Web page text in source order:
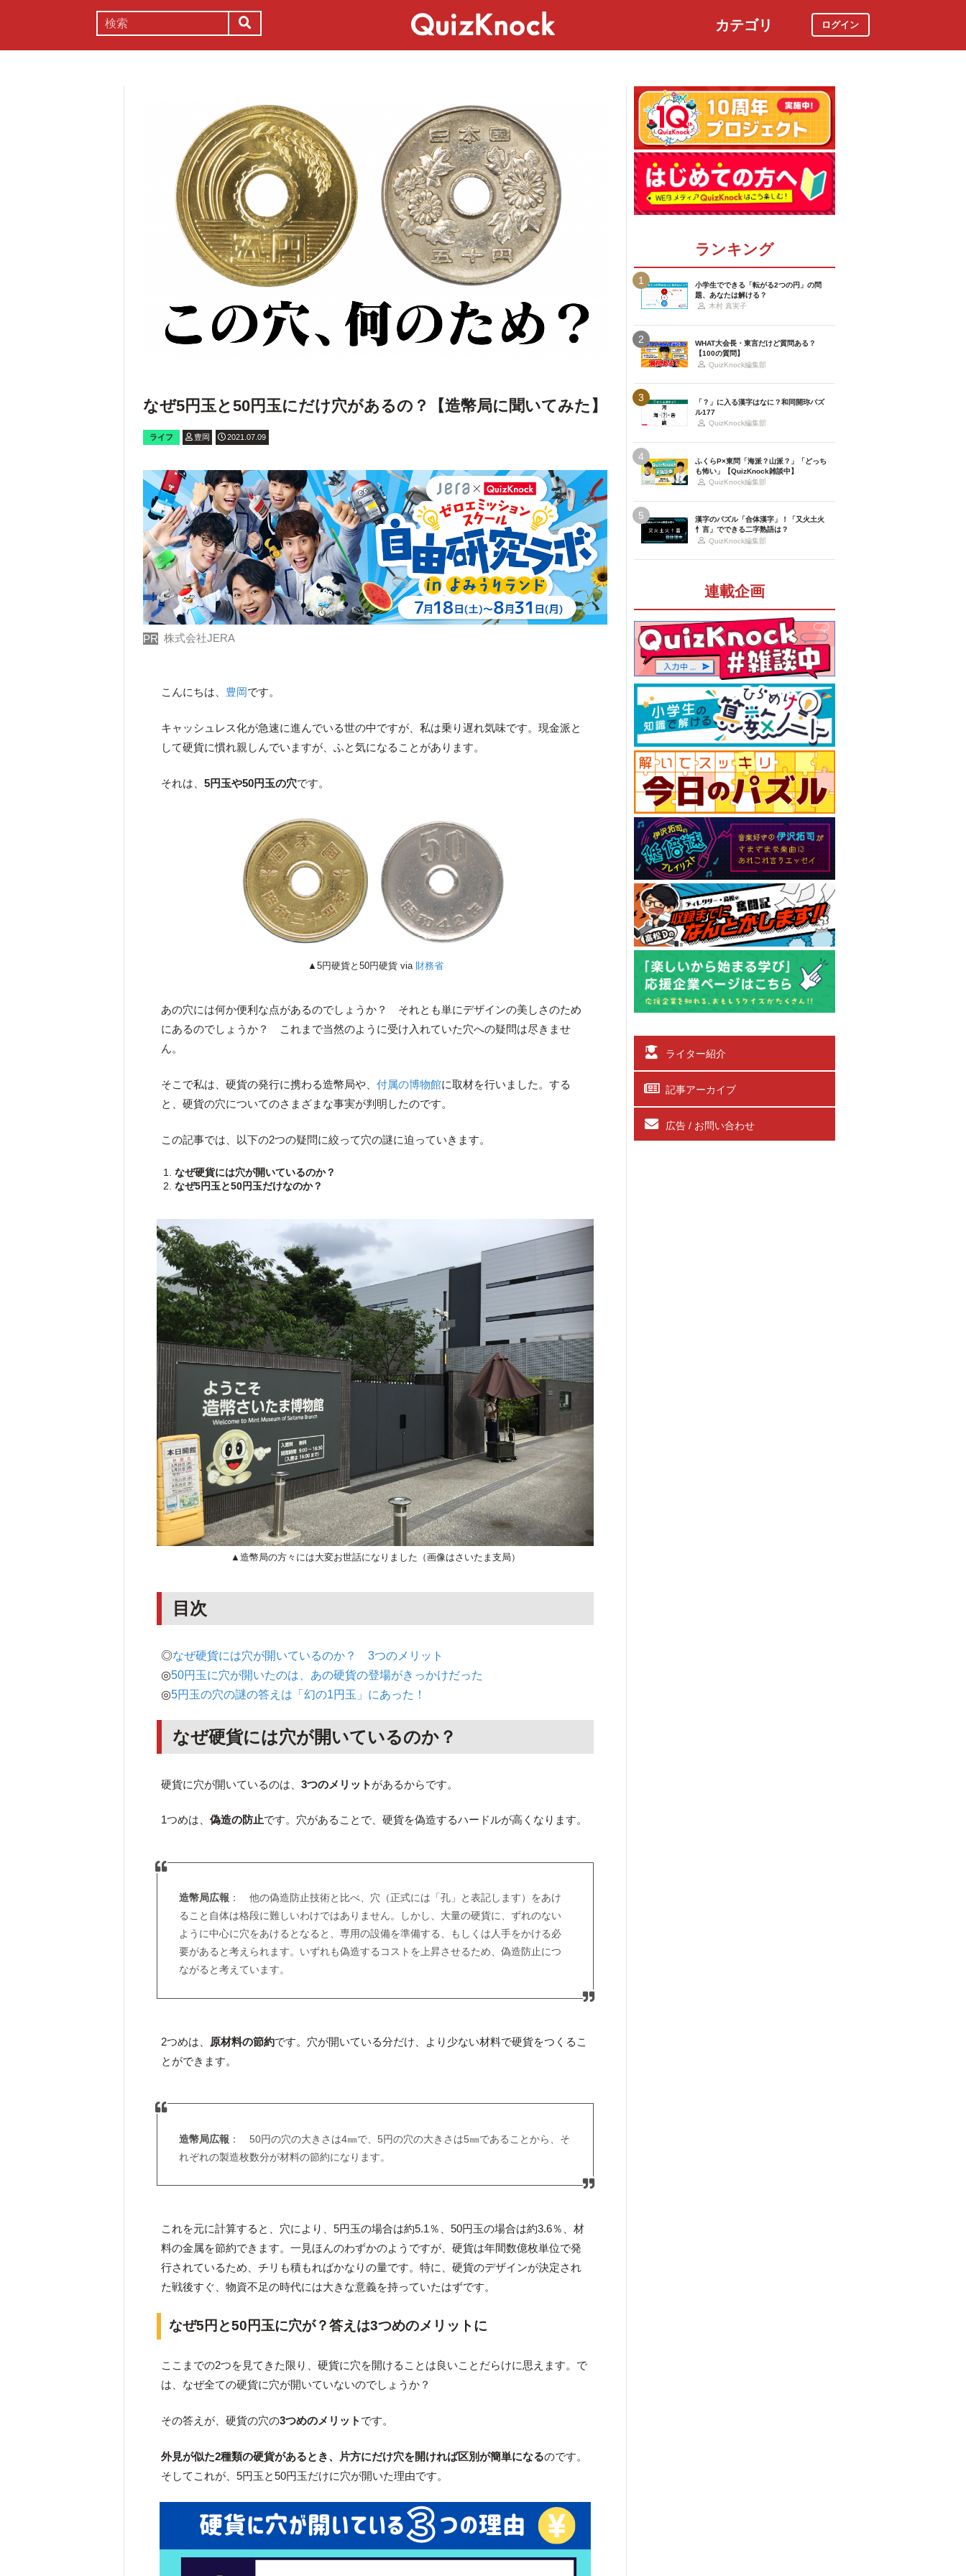
カテゴリ ログイン
なぜ5円玉と50円玉にだけ穴があるの？【造幣局に聞いてみた】
ライフ 豊岡 2021.07.09
PR 株式会社JERA
こんにちは、 豊岡です。
キャッシュレス化が急速に進んでいる世の中ですが、私は乗り遅れ気味です。現金派と
して硬貨に慣れ親しんでいますが、ふと気になることがあります。
それは、5円玉や50円玉の穴です。
▲5円硬貨と50円硬貨 via 財務省
あの穴には何か便利な点があるのでしょうか？ それとも単にデザインの美しさのため
にあるのでしょうか？ これまで当然のように受け入れていた穴への疑問は尽きませ
ん。
そこで私は、硬貨の発行に携わる造幣局や、付属の博物館に取材を行いました。する
と、硬貨の穴についてのさまざまな事実が判明したのです。
この記事では、以下の2つの疑問に絞って穴の謎に迫っていきます。
なぜ硬貨には穴が開いているのか？
なぜ5円玉と50円玉だけなのか？
▲造幣局の方々には大変お世話になりました（画像はさいたま支局）
目次
◎なぜ硬貨には穴が開いているのか？ 3つのメリット
◎50円玉に穴が開いたのは、あの硬貨の登場がきっかけだった
◎5円玉の穴の謎の答えは「幻の1円玉」にあった！
なぜ硬貨には穴が開いているのか？
硬貨に穴が開いているのは、3つのメリット があるからです。
1つめは、偽造の防止です。穴があることで、硬貨を偽造するハードルが高くなります。
造幣局広報 ： 他の偽造防止技術と比べ、穴（正式には「孔」と表記します）をあけ
ること自体は格段に難しいわけではありません。しかし、大量の硬貨に、ずれのない
ように中心に穴をあけるとなると、専用の設備を準備する、もしくは人手をかける必
要があると考えられます。いずれも偽造するコストを上昇させるため、偽造防止につ
ながると考えています。
2つめは、 原材料の節約です。穴が開いている分だけ、より少ない材料で硬貨をつくるこ
とができます。
造幣局広報 ： 50円の穴の大きさは4㎜で、5円の穴の大きさは5㎜であることから、そ
れぞれの製造枚数分が材料の節約になります。
これを元に計算すると、穴により、5円玉の場合は約5.1％、50円玉の場合は約3.6％、材
料の金属を節約できます。一見ほんのわずかのようですが、硬貨は年間数億枚単位で発
行されているため、チリも積もればかなりの量です。特に、硬貨のデザインが決定され
た戦後すぐ、物資不足の時代には大きな意義を持っていたはずです。
なぜ5円と50円玉に穴が？答えは3つめのメリットに
ここまでの2つを見てきた限り、硬貨に穴を開けることは良いことだらけに思えます。で
は、なぜ全ての硬貨に穴が開いていないのでしょうか？
その答えが、硬貨の穴の3つめのメリット です。
外見が似た2種類の硬貨があるとき、片方にだけ穴を開ければ区別が簡単になるのです。
そしてこれが、5円玉と50円玉だけに穴が開いた理由です。
ランキング
1
小学生でできる「転がる2つの円」の問
題、あなたは解ける？
木村 真実子
2
WHAT大会長・東言だけど質問ある？
【100の質問】
QuizKnock編集部
3
「？」に入る漢字はなに？和同開珎パズ
ル177
QuizKnock編集部
4
ふくらP×東問「海派？山派？」「どっち
も怖い」【QuizKnock雑談中】
QuizKnock編集部
5
漢字のパズル「合体漢字」！「又火土火
忄言」でできる二字熟語は？
QuizKnock編集部
連載企画
ライター紹介
記事アーカイブ
広告 / お問い合わせ